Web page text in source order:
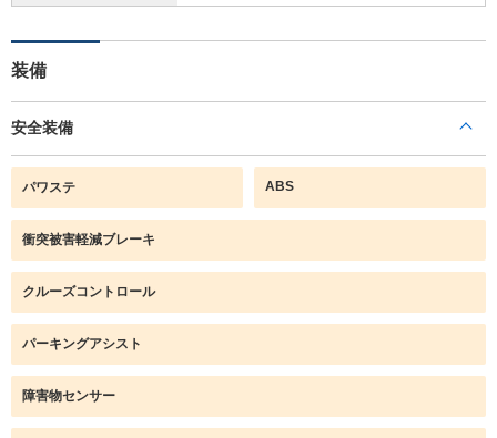
装備
安全装備
パワステ ABS
衝突被害軽減ブレーキ
クルーズコントロール
パーキングアシスト
障害物センサー